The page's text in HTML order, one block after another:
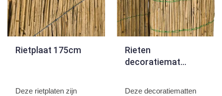
Rietplaat 175cm
Deze rietplaten zijn
Rieten
decoratiemat
Deze decoratiematten